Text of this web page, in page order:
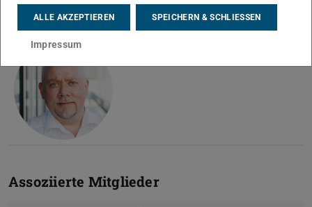
Name
Assoziierte Mitglieder
ALLE AKZEPTIEREN SPEICHERN & SCHLIESSEN
Impressum